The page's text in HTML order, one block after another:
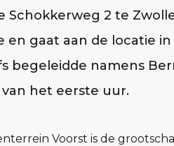
Schokkerweg 2 te
en gaat aan de locatie
begeleidde namens
het eerste uur.
Voorst is de